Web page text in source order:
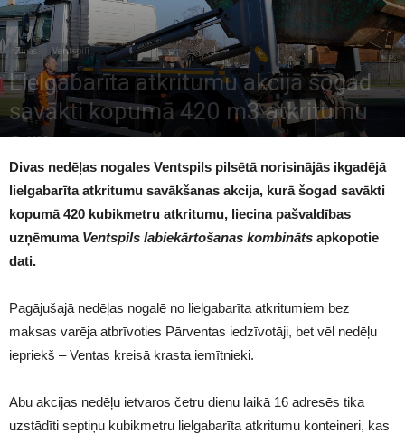
Ziņas Ventspilī
Lielgabarīta atkritumu akcijā šogad
savākti kopumā 420 m3 atkritumu
1106
Divas nedēļas nogales Ventspils pilsētā norisinājās ikgadējā
lielgabarīta atkritumu savākšanas akcija, kurā šogad savākti
kopumā 420 kubikmetru atkritumu, liecina pašvaldības
uzņēmuma Ventspils labiekārtošanas kombināts apkopotie
dati.
Pagājušajā nedēļas nogalē no lielgabarīta atkritumiem bez
maksas varēja atbrīvoties Pārventas iedzīvotāji, bet vēl nedēļu
iepriekš – Ventas kreisā krasta iemītnieki.
Abu akcijas nedēļu ietvaros četru dienu laikā 16 adresēs tika
uzstādīti septiņu kubikmetru lielgabarīta atkritumu konteineri, kas